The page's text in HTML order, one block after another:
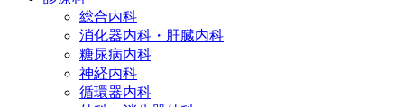
総合内科
消化器内科・肝臓内科
糖尿病内科
神経内科
循環器内科